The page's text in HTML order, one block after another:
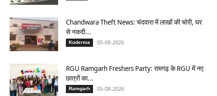
Chandwara Theft News: चंदवारा में लाखों की चोरी, घर
से नकदी...
Koderma 05-08-2026
RGU Ramgarh Freshers Party: रामगढ़ के RGU में नए
छात्रों का...
Ramgarh 05-08-2026